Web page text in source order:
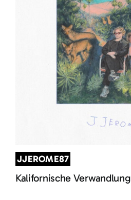
JJEROME87
Kalifornische Verwandlung